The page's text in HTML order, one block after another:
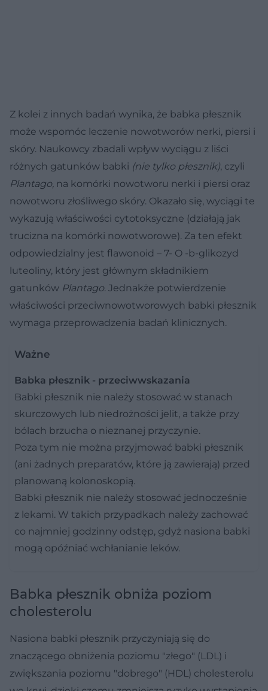
Z kolei z innych badań wynika, że babka płesznik
może wspomóc leczenie nowotworów nerki, piersi i
skóry. Naukowcy zbadali wpływ wyciągu z liści
różnych gatunków babki (nie tylko płesznik), czyli
Plantago, na komórki nowotworu nerki i piersi oraz
nowotworu złośliwego skóry. Okazało się, wyciągi te
wykazują właściwości cytotoksyczne (działają jak
trucizna na komórki nowotworowe). Za ten efekt
odpowiedzialny jest flawonoid – 7- O -b-glikozyd
luteoliny, który jest głównym składnikiem
gatunków Plantago. Jednakże potwierdzenie
właściwości przeciwnowotworowych babki płesznik
wymaga przeprowadzenia badań klinicznych.
Ważne
Babka płesznik - przeciwwskazania
Babki płesznik nie należy stosować w stanach
skurczowych lub niedrożności jelit, a także przy
bólach brzucha o nieznanej przyczynie.
Poza tym nie można przyjmować babki płesznik
(ani żadnych preparatów, które ją zawierają) przed
planowaną kolonoskopią.
Babki płesznik nie należy stosować jednocześnie
z lekami. W takich przypadkach należy zachować
co najmniej godzinny odstęp, gdyż nasiona babki
mogą opóźniać wchłanianie leków.
Babka płesznik obniża poziom
cholesterolu
Nasiona babki płesznik przyczyniają się do
znaczącego obniżenia poziomu "złego" (LDL) i
zwiększania poziomu "dobrego" (HDL) cholesterolu